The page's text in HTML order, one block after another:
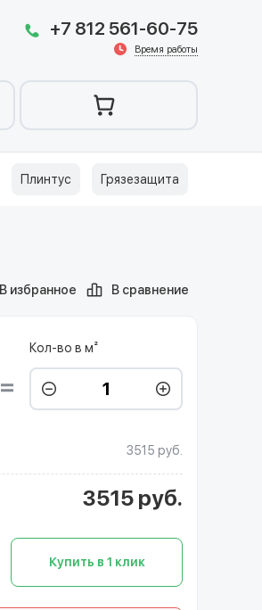
+7 812 561-60-75
Время работы
Плинтус Грязезащита
В избранное В сравнение
Кол-во в м²
3515 руб.
3515 руб.
Купить в 1 клик